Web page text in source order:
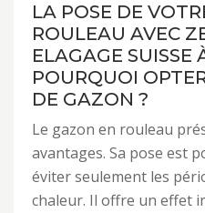
LA POSE DE
ROULEAU AVEC
ELAGAGE SUISSE
POURQUOI
DE GAZON ?
Le gazon en rouleau
avantages. Sa pose est
éviter seulement les
chaleur. Il offre un effet